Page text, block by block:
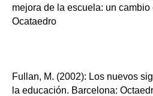
mejora de la escuela: un
Ocataedro
Fullan, M. (2002): Los nuevos
la educación. Barcelona: